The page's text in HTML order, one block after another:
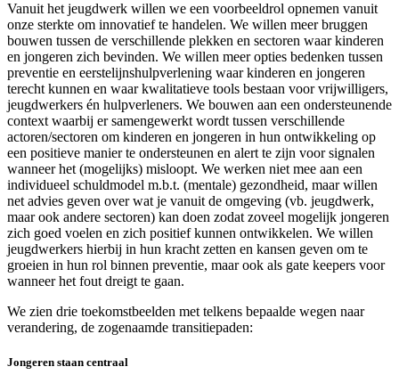
Vanuit het jeugdwerk willen we een voorbeeldrol opnemen vanuit
onze sterkte om innovatief te handelen. We willen meer bruggen
bouwen tussen de verschillende plekken en sectoren waar kinderen
en jongeren zich bevinden. We willen meer opties bedenken tussen
preventie en eerstelijnshulpverlening waar kinderen en jongeren
terecht kunnen en waar kwalitatieve tools bestaan voor vrijwilligers,
jeugdwerkers én hulpverleners. We bouwen aan een ondersteunende
context waarbij er samengewerkt wordt tussen verschillende
actoren/sectoren om kinderen en jongeren in hun ontwikkeling op
een positieve manier te ondersteunen en alert te zijn voor signalen
wanneer het (mogelijks) misloopt. We werken niet mee aan een
individueel schuldmodel m.b.t. (mentale) gezondheid, maar willen
net advies geven over wat je vanuit de omgeving (vb. jeugdwerk,
maar ook andere sectoren) kan doen zodat zoveel mogelijk jongeren
zich goed voelen en zich positief kunnen ontwikkelen. We willen
jeugdwerkers hierbij in hun kracht zetten en kansen geven om te
groeien in hun rol binnen preventie, maar ook als gate keepers voor
wanneer het fout dreigt te gaan.
We zien drie toekomstbeelden met telkens bepaalde wegen naar
verandering, de zogenaamde transitiepaden:
Jongeren staan centraal